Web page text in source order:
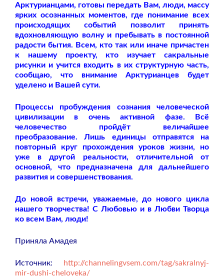
Арктурианцами, готовы передать Вам, люди, массу
ярких осознанных моментов, где понимание всех
происходящих событий позволит принять
вдохновляющую волну и пребывать в постоянной
радости бытия. Всем, кто так или иначе причастен
к нашему проекту, кто изучает сакральные
рисунки и учится входить в их структурную часть,
сообщаю, что внимание Арктурианцев будет
уделено и Вашей сути.
Процессы пробуждения сознания человеческой
цивилизации в очень активной фазе. Всё
человечество пройдёт величайшее
преобразование. Лишь единицы отправятся на
повторный круг прохождения уроков жизни, но
уже в другой реальности, отличительной от
основной, что предназначена для дальнейшего
развития и совершенствования.
До новой встречи, уважаемые, до нового цикла
нашего творчества! С Любовью и в Любви Творца
ко всем Вам, люди!
Приняла Амадея
Источник:
http://channelingvsem.com/tag/sakralnyj-
mir-dushi-cheloveka/